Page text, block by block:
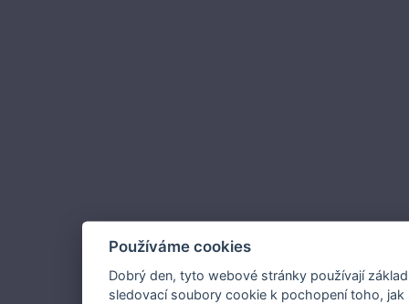
Používáme cookies
Dobrý den, tyto webové stránky používají
sledovací soubory cookie k pochopení toho,